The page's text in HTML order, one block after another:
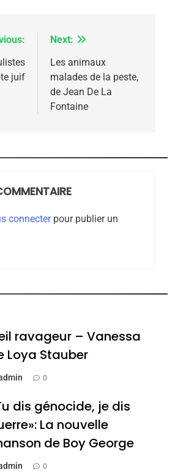
juif
Next:
Les animaux
malades de la peste,
de Jean De La
Fontaine
connecterpour publier un
ravageur – Vanessa
Loya Stauber
0
dis génocide, je dis
La nouvelle
de Boy George
0
2025, l’année la plus
meurtrière selon le
rapport d’ADL contre
ISRAÉL
FIÈRE, DIGNE ET RÉSILIENTE :
MA JUDAÏTE par Thérèse
ISRAÉL JUDAISME
Tafraout, le miel de Tadla
Azilal consacrés produits
du terroir
DAFINA MAROC
Oeil ravageur – Vanessa
De Loya Stauber